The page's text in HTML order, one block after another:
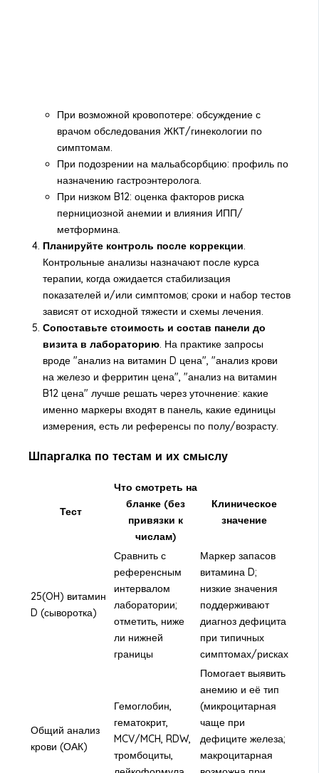
При возможной кровопотере: обсуждение с
врачом обследования ЖКТ/гинекологии по
симптомам.
При подозрении на мальабсорбцию: профиль по
назначению гастроэнтеролога.
При низком B12: оценка факторов риска
пернициозной анемии и влияния ИПП/
метформина.
Планируйте контроль после коррекции.
Контрольные анализы назначают после курса
терапии, когда ожидается стабилизация
показателей и/или симптомов; сроки и набор тестов
зависят от исходной тяжести и схемы лечения.
Сопоставьте стоимость и состав панели до
визита в лабораторию. На практике запросы
вроде "анализ на витамин D цена", "анализ крови
на железо и ферритин цена", "анализ на витамин
B12 цена" лучше решать через уточнение: какие
именно маркеры входят в панель, какие единицы
измерения, есть ли референсы по полу/возрасту.
Шпаргалка по тестам и их смыслу
Тест
Что смотреть на
бланке (без
привязки к
числам)
Клиническое
значение
25(OH) витамин
D (сыворотка)
Сравнить с
референсным
интервалом
лаборатории;
отметить, ниже
ли нижней
границы
Маркер запасов
витамина D;
низкие значения
поддерживают
диагноз дефицита
при типичных
симптомах/рисках
Общий анализ
крови (ОАК)
Гемоглобин,
гематокрит,
MCV/MCH, RDW,
тромбоциты,
Помогает выявить
анемию и её тип
(микроцитарная
чаще при
дефиците железа;
макроцитарная